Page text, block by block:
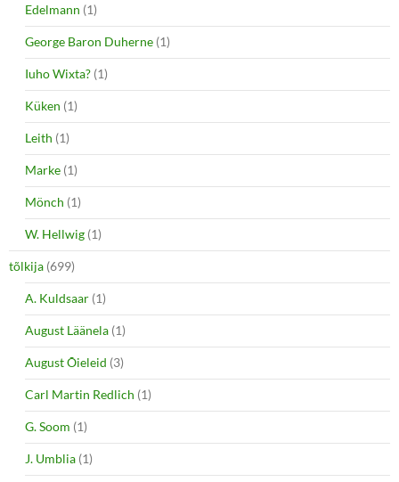
Edelmann (1)
George Baron Duherne (1)
Iuho Wixta? (1)
Küken (1)
Leith (1)
Marke (1)
Mönch (1)
W. Hellwig (1)
tõlkija (699)
A. Kuldsaar (1)
August Läänela (1)
August Õieleid (3)
Carl Martin Redlich (1)
G. Soom (1)
J. Umblia (1)